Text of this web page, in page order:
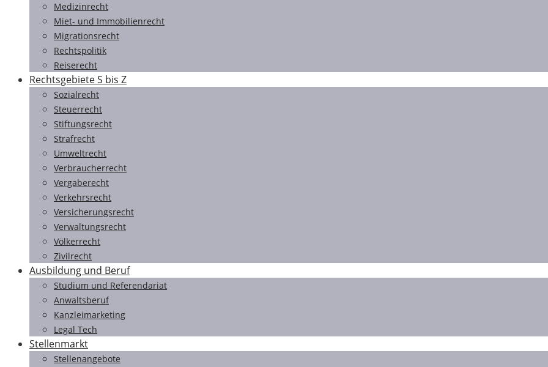
Medizinrecht
Miet- und Immobilienrecht
Migrationsrecht
Rechtspolitik
Reiserecht
Rechtsgebiete S bis Z
Sozialrecht
Steuerrecht
Stiftungsrecht
Strafrecht
Umweltrecht
Verbraucherrecht
Vergaberecht
Verkehrsrecht
Versicherungsrecht
Verwaltungsrecht
Völkerrecht
Zivilrecht
Ausbildung und Beruf
Studium und Referendariat
Anwaltsberuf
Kanzleimarketing
Legal Tech
Stellenmarkt
Stellenangebote